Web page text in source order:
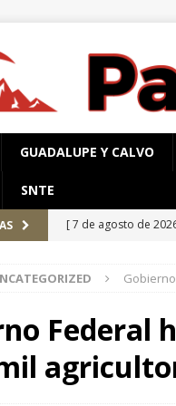
GUADALUPE Y CALVO
SNTE
[ 7 de agosto de
[ 7 de agosto de
[ 7 de agosto de
[ 6 de agosto de
Federal